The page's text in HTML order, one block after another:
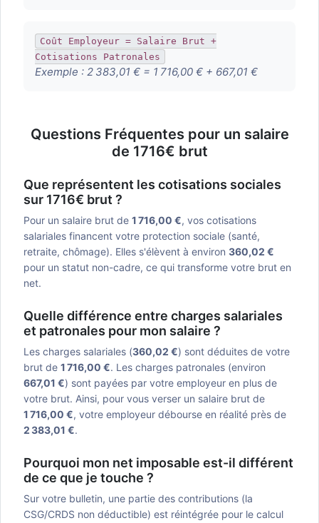
Coût Employeur = Salaire Brut +
Cotisations Patronales
Exemple : 2 383,01 € = 1 716,00 € + 667,01 €
Questions Fréquentes pour un salaire
de 1716€ brut
Que représentent les cotisations sociales
sur 1716€ brut ?
Pour un salaire brut de 1 716,00 €, vos cotisations
salariales financent votre protection sociale (santé,
retraite, chômage). Elles s'élèvent à environ 360,02 €
pour un statut non-cadre, ce qui transforme votre brut en
net.
Quelle différence entre charges salariales
et patronales pour mon salaire ?
Les charges salariales (360,02 €) sont déduites de votre
brut de 1 716,00 €. Les charges patronales (environ
667,01 €) sont payées par votre employeur en plus de
votre brut. Ainsi, pour vous verser un salaire brut de
1 716,00 €, votre employeur débourse en réalité près de
2 383,01 €.
Pourquoi mon net imposable est-il différent
de ce que je touche ?
Sur votre bulletin, une partie des contributions (la
CSG/CRDS non déductible) est réintégrée pour le calcul